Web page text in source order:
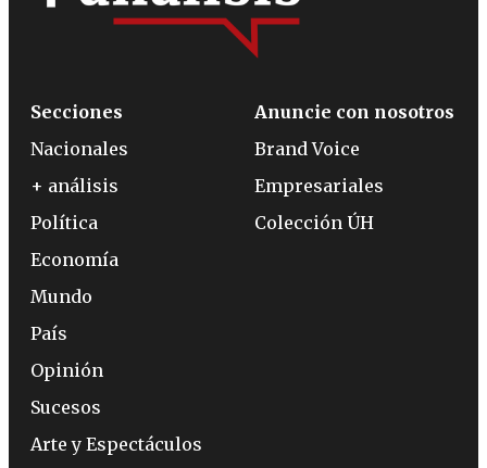
Secciones
Nacionales
+ análisis
Política
Economía
Mundo
País
Opinión
Sucesos
Arte y Espectáculos
Anuncie con nosotros
Brand Voice
Empresariales
Colección ÚH